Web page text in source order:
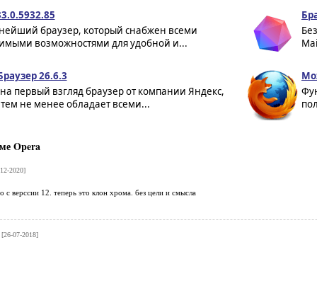
браузер, который снабжен всеми
возможностями для удобной и...
26.6.3
первый взгляд браузер от компании Яндекс,
не менее обладает всеми...
Opera
2020]
с верссии 12. теперь это клон хрома. без цели и смысла
07-2018]